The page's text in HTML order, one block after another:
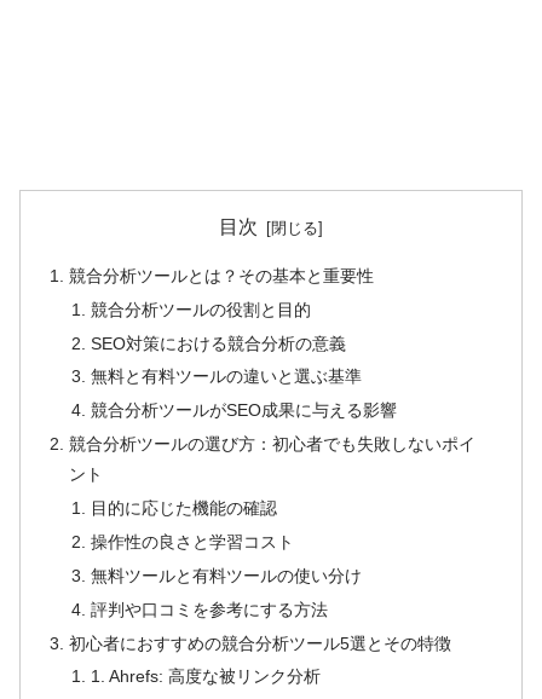
目次
競合分析ツールとは？その基本と重要性
競合分析ツールの役割と目的
SEO対策における競合分析の意義
無料と有料ツールの違いと選ぶ基準
競合分析ツールがSEO成果に与える影響
競合分析ツールの選び方：初心者でも失敗しないポイ
ント
目的に応じた機能の確認
操作性の良さと学習コスト
無料ツールと有料ツールの使い分け
評判や口コミを参考にする方法
初心者におすすめの競合分析ツール5選とその特徴
1. Ahrefs: 高度な被リンク分析